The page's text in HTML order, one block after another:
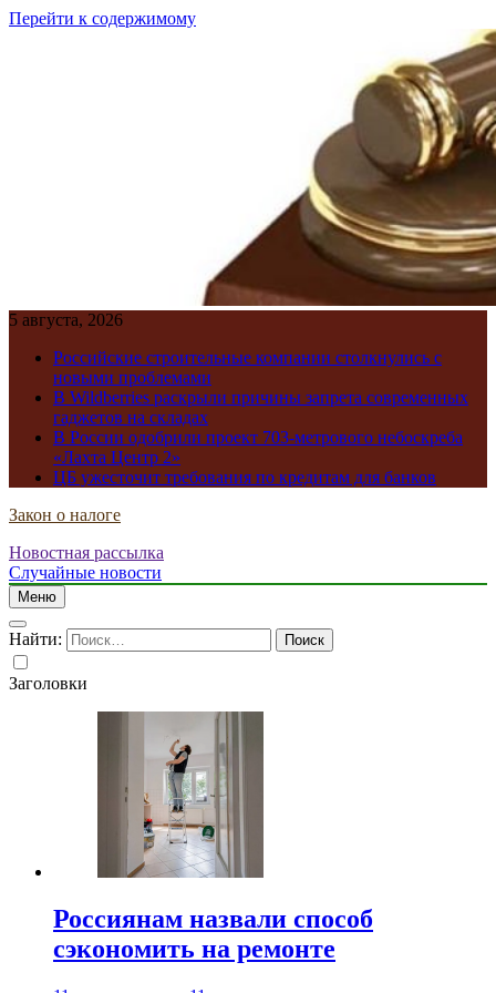
Перейти к содержимому
5 августа, 2026
Российские строительные компании столкнулись с
новыми проблемами
В Wildberries раскрыли причины запрета современных
гаджетов на складах
В России одобрили проект 703-метрового небоскреба
«Лахта Центр 2»
ЦБ ужесточит требования по кредитам для банков
Закон о налоге
Новостная рассылка
Случайные новости
Меню
Найти:
Заголовки
Россиянам назвали способ
сэкономить на ремонте